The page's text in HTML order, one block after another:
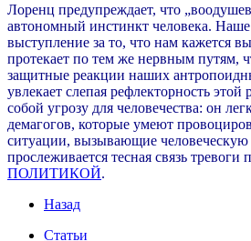
Лоренц предупреждает, что
автономный инстинкт человека.
выступление за то, что нам кажется
протекает по тем же нервным путям,
защитные реакции наших
увлекает слепая рефлекторность этой
собой угрозу для человечества: он
демагогов, которые умеют
ситуации, вызывающие человеческую
прослеживается тесная связь тревоги
ПОЛИТИКОЙ.
Назад
Статьи